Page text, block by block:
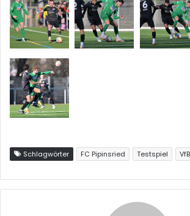
Schlagwörter FC Pipinsried Testspiel